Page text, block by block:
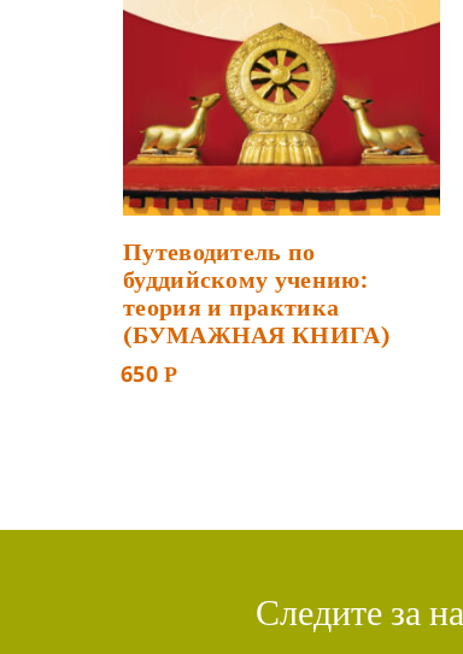
Путеводитель по
буддийскому учению:
теория и практика
(БУМАЖНАЯ КНИГА)
650Р
Следите за